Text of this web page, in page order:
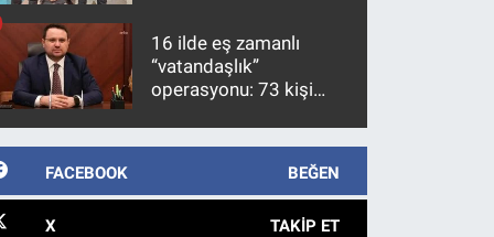
10 yıl sonra yakalandı
16 ilde eş zamanlı
“vatandaşlık”
operasyonu: 73 kişi
FACEBOOK BEĞEN
X TAKIP ET